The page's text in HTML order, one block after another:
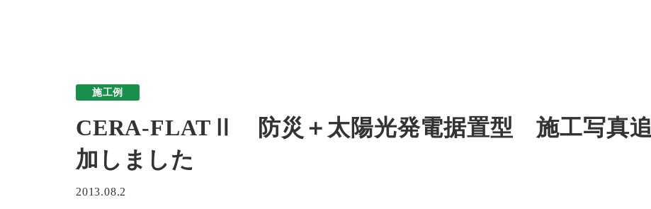
施工例
CERA-FLATⅡ 防災＋太陽光発電据置型 施工写真追
加しました
2013.08.2